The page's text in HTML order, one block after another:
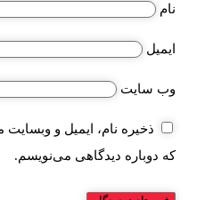
نام
ایمیل
وب‌ سایت
ذخیره نام، ایمیل و
که دوباره دیدگاهی می‌نویسم.